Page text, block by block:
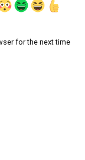
for the next time